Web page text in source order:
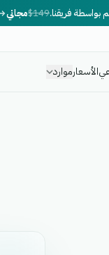
بواسطة فريقنا.$149مجاني
الأسعارموارد